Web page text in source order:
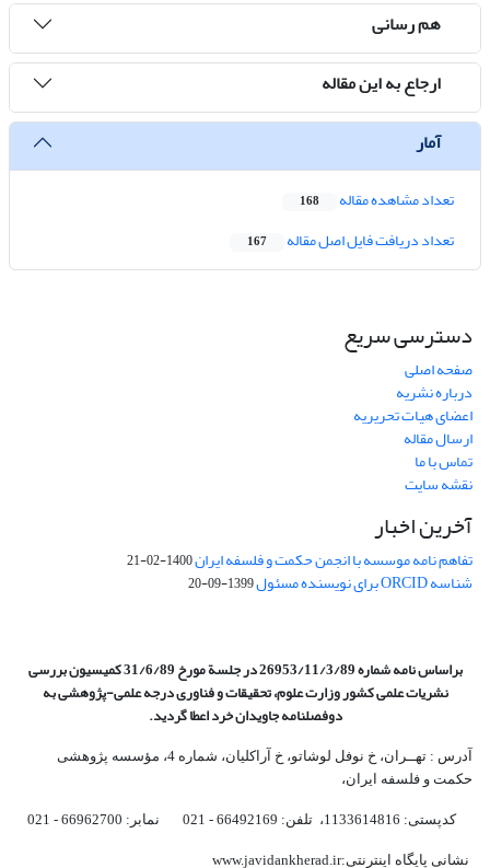
هم رسانی
ارجاع به این مقاله
آمار
تعداد مشاهده مقاله 168
تعداد دریافت فایل اصل مقاله 167
دسترسی سریع
صفحه اصلی
درباره نشریه
اعضای هیات تحریریه
ارسال مقاله
تماس با ما
نقشه سایت
آخرین اخبار
تفاهم نامه موسسه با انجمن حکمت و فلسفه ایران1400-02-21
شناسه ORCID برای نویسنده مسئول 1399-09-20
براساس نامه شماره 26953/11/3/89 در جلسة مورخ 31/6/89 کمیسیون
بررسی
نشریات علمی کشور وزارت علوم، تحقیقات و فناوری درجه علمی‌-پژوهشیبه
دوفصلنامه جاویدان خرد اعطا گردید.
آدرس : تهــران، خ نوفل لوشاتو، خ آراکلیان، شماره 4،‌ مؤسسه پژوهشی
حکمت و فلسفه ایران،‌
کدپستی: 1133614816، تلفن: 66492169 - 021 نمابر: 66962700 - 021
نشانی پایگاه اینترنتی:www.javidankherad.ir